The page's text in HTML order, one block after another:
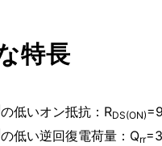
特長
の低いオン抵抗：RDS(ON)
の低い逆回復電荷量：Qrr